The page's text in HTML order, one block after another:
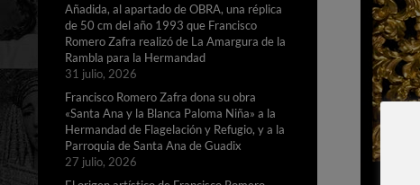
Añadida, al apartado de OBRA, una réplica
de 50 cm del año 1993 que Francisco
Romero Zafra realizó de La Amargura de la
Rambla para la Hermandad
31 julio, 2026
Francisco Romero Zafra dona su obra
«Santa Ana y la Blanca Paloma Niña» a la
Hermandad de Flagelación y Refugio, y a la
Parroquia de Santa Ana de Guadix
27 julio, 2026